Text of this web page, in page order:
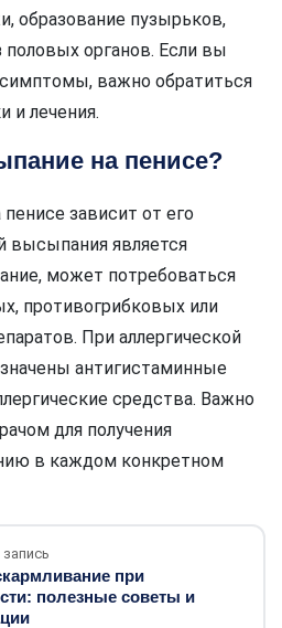
образование пузырьков,
органов. Если вы
важно обратиться
и лечения.
на пенисе?
зависит от его
высыпания является
может потребоваться
противогрибковых или
При аллергической
антигистаминные
средства. Важно
для получения
в каждом конкретном
при
полезные советы и